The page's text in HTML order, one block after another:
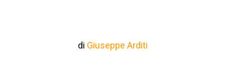
di Giuseppe Arditi